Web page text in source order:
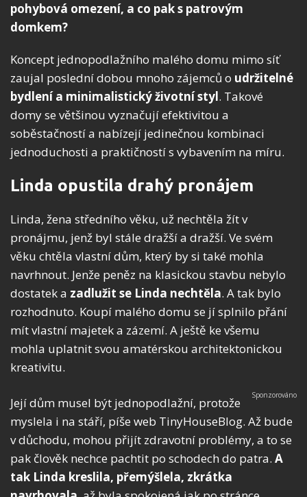
pohybová omezení, a co pak s patrovým
domkem?
Koncept jednopodlažního malého domu mimo síť
zaujal poslední dobou mnoho zájemců o udržitelné
bydlení a minimalistický životní styl. Takové
domy se většinou vyznačují efektivitou a
soběstačností a nabízejí jedinečnou kombinaci
jednoduchosti a praktičností s vybavením na míru.
Linda opustila drahý pronájem
Linda, žena středního věku, už nechtěla žít v
pronájmu, jenž byl stále dražší a dražší. Ve svém
věku chtěla vlastní dům, který by si také mohla
navrhnout. Jenže peněz na klasickou stavbu nebylo
dostatek a zadlužit se Linda nechtěla. A tak bylo
rozhodnuto. Koupí malého domu se jí splnilo přání
mít vlastní majetek a zázemí. A ještě ke všemu
mohla uplatnit svou amatérskou architektonickou
kreativitu.
Její dům musel být jednopodlažní, protože
myslela i na stáří, píše web TinyHouseBlog. Až bude
v důchodu, mohou přijít zdravotní problémy, a to se
pak člověk nechce pachtit po schodech do patra. A
tak Linda kreslila, přemýšlela, zkrátka